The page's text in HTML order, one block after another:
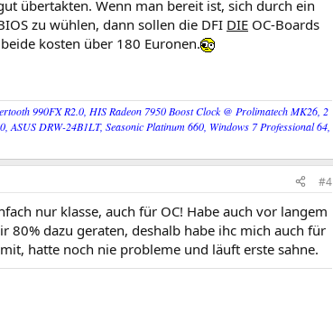
übertakten. Wenn man bereit ist, sich durch ein
zu wühlen, dann sollen die DFI DIE OC-Boards
kosten über 180 Euronen.
990FX R2.0, HIS Radeon 7950 Boost Clock @ Prolimatech MK26, 2
DRW-24B1LT, Seasonic Platinum 660, Windows 7 Professional 64,
#4
nur klasse, auch für OC! Habe auch vor langem
80% dazu geraten, deshalb habe ihc mich auch für
hatte noch nie probleme und läuft erste sahne.